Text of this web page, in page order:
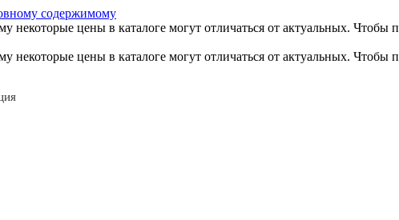
содержимому
некоторые цены в каталоге могут отличаться от актуальных. Чтобы
некоторые цены в каталоге могут отличаться от актуальных. Чтобы